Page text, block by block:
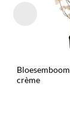
Bloesemboom
crème